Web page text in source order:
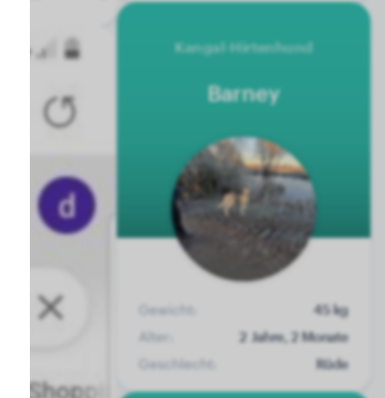
Kangal-Hirtenhund
Barney
Gewicht:
45 kg
Alter:
2 Jahre, 2 Monate
Geschlecht:
Rüde